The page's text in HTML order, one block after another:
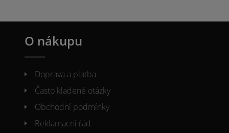
O nákupu
Doprava a platba
Často kladené otázky
Obchodní podmínky
Reklamacni řád